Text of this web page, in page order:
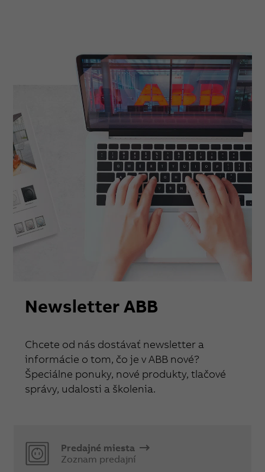
Newsletter ABB
Chcete od nás dostávať newsletter a
informácie o tom, čo je v ABB nové?
Špeciálne ponuky, nové produkty, tlačové
správy, udalosti a školenia.
Predajné miesta
Zoznam predajní